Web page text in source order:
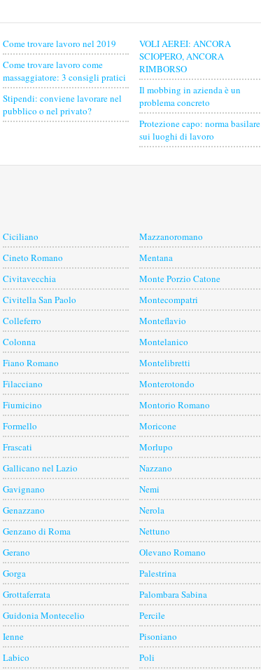
Come trovare lavoro nel 2019
Come trovare lavoro come
massaggiatore: 3 consigli pratici
Stipendi: conviene lavorare nel
pubblico o nel privato?
VOLI AEREI: ANCORA
SCIOPERO, ANCORA
RIMBORSO
Il mobbing in azienda è un
problema concreto
Protezione capo: norma basilare
sui luoghi di lavoro
Ciciliano
Cineto Romano
Civitavecchia
Civitella San Paolo
Colleferro
Colonna
Fiano Romano
Filacciano
Fiumicino
Formello
Frascati
Gallicano nel Lazio
Gavignano
Genazzano
Genzano di Roma
Gerano
Gorga
Grottaferrata
Guidonia Montecelio
Ienne
Labico
Mazzanoromano
Mentana
Monte Porzio Catone
Montecompatri
Monteflavio
Montelanico
Montelibretti
Monterotondo
Montorio Romano
Moricone
Morlupo
Nazzano
Nemi
Nerola
Nettuno
Olevano Romano
Palestrina
Palombara Sabina
Percile
Pisoniano
Poli